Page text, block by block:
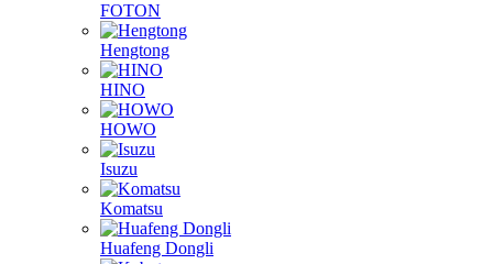
FOTON
Hengtong
HINO
HOWO
Isuzu
Komatsu
Huafeng Dongli